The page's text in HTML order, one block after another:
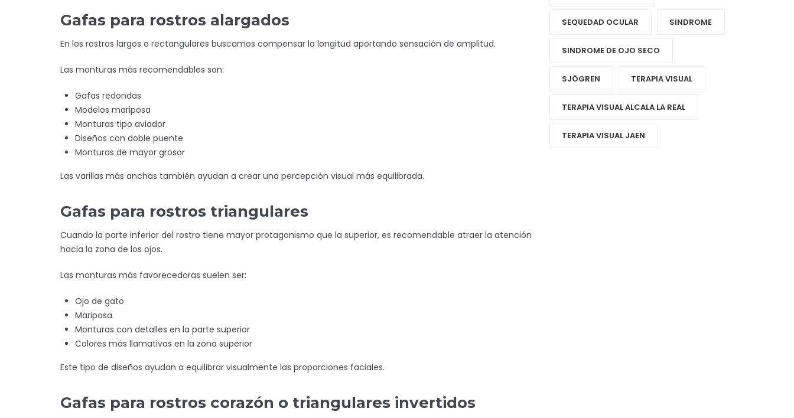
Gafas para rostros alargados
En los rostros largos o rectangulares buscamos compensar la longitud aportando sensación de amplitud.
Las monturas más recomendables son:
Gafas redondas
Modelos mariposa
Monturas tipo aviador
Diseños con doble puente
Monturas de mayor grosor
Las varillas más anchas también ayudan a crear una percepción visual más equilibrada.
Gafas para rostros triangulares
Cuando la parte inferior del rostro tiene mayor protagonismo que la superior, es recomendable atraer la atención
hacia la zona de los ojos.
Las monturas más favorecedoras suelen ser:
Ojo de gato
Mariposa
Monturas con detalles en la parte superior
Colores más llamativos en la zona superior
Este tipo de diseños ayudan a equilibrar visualmente las proporciones faciales.
Gafas para rostros corazón o triangulares invertidos
SEQUEDAD OCULAR SINDROME
SINDROME DE OJO SECO
SJÖGREN TERAPIA VISUAL
TERAPIA VISUAL ALCALA LA REAL
TERAPIA VISUAL JAEN